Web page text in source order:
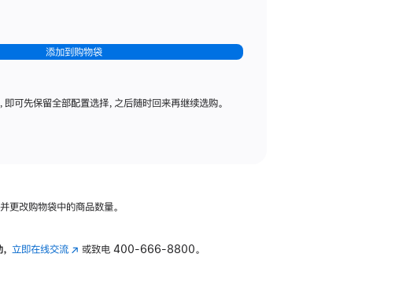
添加到购物袋
即可先保留全部配置选择，之后随时回来再继续选购。
更改购物袋中的商品数量。
立即在线交流(在 或致电400-666-8800。